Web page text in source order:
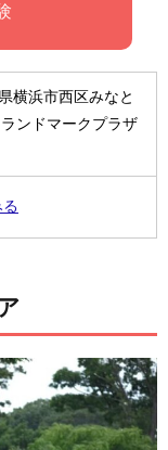
横浜市西区みなと
ンドマークプラザ